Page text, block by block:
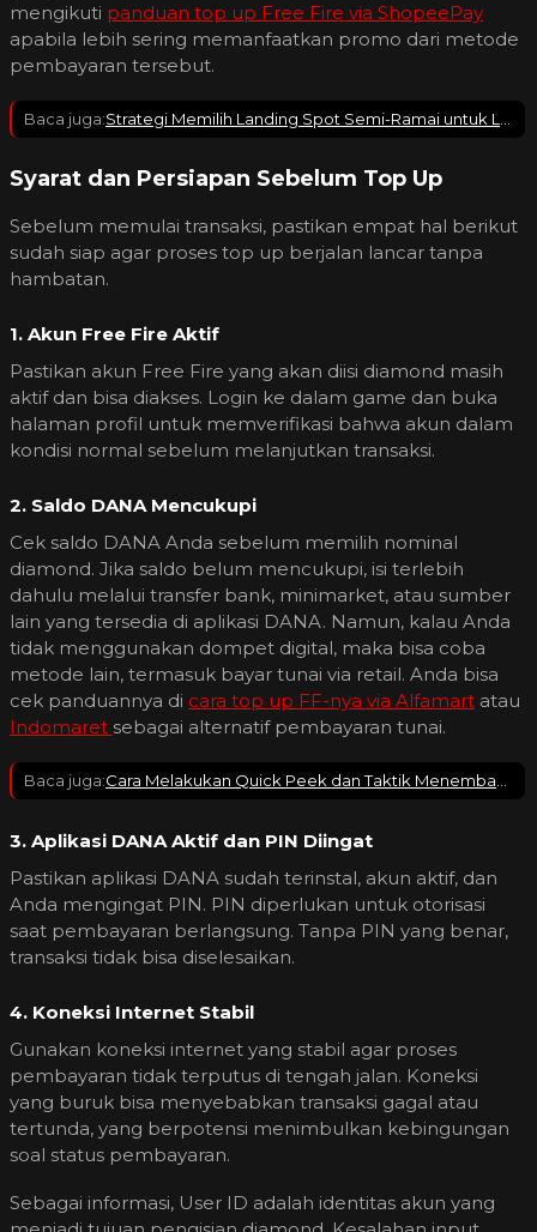
mengikuti panduan top up Free Fire via ShopeePay
apabila lebih sering memanfaatkan promo dari metode
pembayaran tersebut.
Baca juga: Strategi Memilih Landing Spot Semi-Ramai untuk Loot Optimal & Minim Risiko
Syarat dan Persiapan Sebelum Top Up
Sebelum memulai transaksi, pastikan empat hal berikut
sudah siap agar proses top up berjalan lancar tanpa
hambatan.
1. Akun Free Fire Aktif
Pastikan akun Free Fire yang akan diisi diamond masih
aktif dan bisa diakses. Login ke dalam game dan buka
halaman profil untuk memverifikasi bahwa akun dalam
kondisi normal sebelum melanjutkan transaksi.
2. Saldo DANA Mencukupi
Cek saldo DANA Anda sebelum memilih nominal
diamond. Jika saldo belum mencukupi, isi terlebih
dahulu melalui transfer bank, minimarket, atau sumber
lain yang tersedia di aplikasi DANA. Namun, kalau Anda
tidak menggunakan dompet digital, maka bisa coba
metode lain, termasuk bayar tunai via retail. Anda bisa
cek panduannya di cara top up FF-nya via Alfamart atau
Indomaret sebagai alternatif pembayaran tunai.
Baca juga: Cara Melakukan Quick Peek dan Taktik Menembak Tanpa Banyak Kena Damage
3. Aplikasi DANA Aktif dan PIN Diingat
Pastikan aplikasi DANA sudah terinstal, akun aktif, dan
Anda mengingat PIN. PIN diperlukan untuk otorisasi
saat pembayaran berlangsung. Tanpa PIN yang benar,
transaksi tidak bisa diselesaikan.
4. Koneksi Internet Stabil
Gunakan koneksi internet yang stabil agar proses
pembayaran tidak terputus di tengah jalan. Koneksi
yang buruk bisa menyebabkan transaksi gagal atau
tertunda, yang berpotensi menimbulkan kebingungan
soal status pembayaran.
Sebagai informasi, User ID adalah identitas akun yang